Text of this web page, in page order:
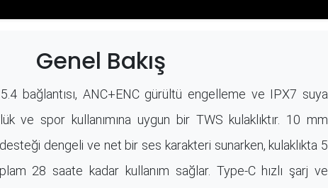
Genel Bakış
bağlantısı, ANC+ENC gürültü engelleme ve IPX7 suya
ve spor kullanımına uygun bir TWS kulaklıktır. 10 mm
dengeli ve net bir ses karakteri sunarken, kulaklıkta 5
28 saate kadar kullanım sağlar. Type-C hızlı şarj ve